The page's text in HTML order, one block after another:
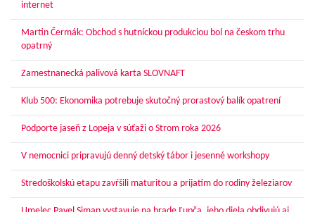
internet
Martin Čermák: Obchod s hutníckou produkciou bol na českom trhu
opatrný
Zamestnanecká palivová karta SLOVNAFT
Klub 500: Ekonomika potrebuje skutočný prorastový balík opatrení
Podporte jaseň z Lopeja v súťaži o Strom roka 2026
V nemocnici pripravujú denný detský tábor i jesenné workshopy
Stredoškolskú etapu zavŕšili maturitou a prijatím do rodiny železiarov